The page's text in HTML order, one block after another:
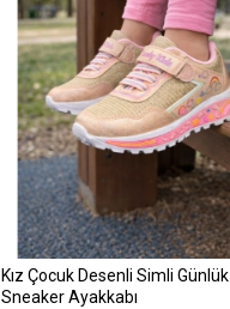
Kız Çocuk Desenli Simli Günlük
Sneaker Ayakkabı